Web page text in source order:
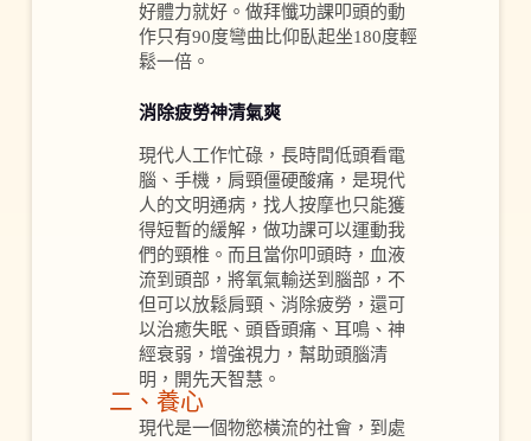
好體力就好。做拜懺功課叩頭的動
作只有90度彎曲比仰臥起坐180度輕
鬆一倍。
消除疲勞神清氣爽
現代人工作忙碌，長時間低頭看電
腦、手機，肩頸僵硬酸痛，是現代
人的文明通病，找人按摩也只能獲
得短暫的緩解，做功課可以運動我
們的頸椎。而且當你叩頭時，血液
流到頭部，將氧氣輸送到腦部，不
但可以放鬆肩頸、消除疲勞，還可
以治癒失眠、頭昏頭痛、耳鳴、神
經衰弱，增強視力，幫助頭腦清
明，開先天智慧。
二、養心
現代是一個物慾橫流的社會，到處